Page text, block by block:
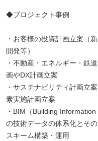
◆プロジェクト事例
・お客様の投資計画立案（
開発等）
・不動産・エネルギー・鉄
画やDX計画立案
・サステナビリティ計画立
素実施計画立案
・BIM（Building
の技術データの体系化とそ
スキーム構築・運用